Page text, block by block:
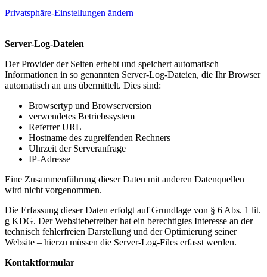
Privatsphäre-Einstellungen ändern
Server-Log-Dateien
Der Provider der Seiten erhebt und speichert automatisch
Informationen in so genannten Server-Log-Dateien, die Ihr Browser
automatisch an uns übermittelt. Dies sind:
Browsertyp und Browserversion
verwendetes Betriebssystem
Referrer URL
Hostname des zugreifenden Rechners
Uhrzeit der Serveranfrage
IP-Adresse
Eine Zusammenführung dieser Daten mit anderen Datenquellen
wird nicht vorgenommen.
Die Erfassung dieser Daten erfolgt auf Grundlage von § 6 Abs. 1 lit.
g KDG. Der Websitebetreiber hat ein berechtigtes Interesse an der
technisch fehlerfreien Darstellung und der Optimierung seiner
Website – hierzu müssen die Server-Log-Files erfasst werden.
Kontaktformular